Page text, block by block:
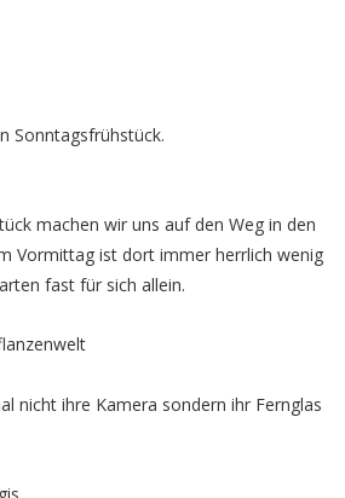
Sonntagsfrühstück.
machen wir uns auf den Weg in den
Vormittag ist dort immer herrlich wenig
fast für sich allein.
nicht ihre Kamera sondern ihr Fernglas